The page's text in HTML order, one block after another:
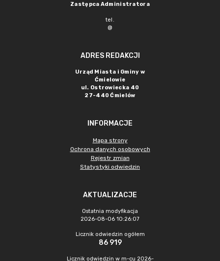
Zastępca Administratora
tel.
@
ADRES REDAKCJI
Urząd Miasta i Gminy w
Ćmielowie
ul. Ostrowiecka 40
27-440 Ćmielów
INFORMACJE
Mapa strony
Ochrona danych osobowych
Rejestr zmian
Statystyki odwiedzin
AKTUALIZACJE
Ostatnia modyfikacja
2026-08-06 10:26:07
Licznik odwiedzin ogółem
86 919
Licznik odwiedzin w m-cu 2026-